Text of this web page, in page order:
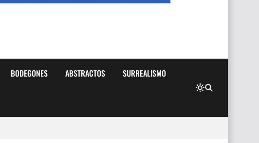
BODEGONES ABSTRACTOS SURREALISMO